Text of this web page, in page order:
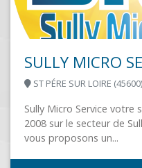
RESOLOGIK
GAILLON (27600)
Résologik est
l’informatique